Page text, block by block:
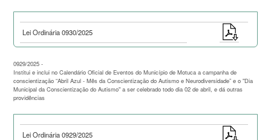
Lei Ordinária 0930/2025
0929/2025 -
Institui e inclui no Calendário Oficial de Eventos do Município de Motuca a campanha de
conscientização “Abril Azul - Mês da Conscientização do Autismo e Neurodiversidade” e o "Dia
Municipal da Conscientização do Autismo" a ser celebrado todo dia 02 de abril, e dá outras
providências
Lei Ordinária 0929/2025